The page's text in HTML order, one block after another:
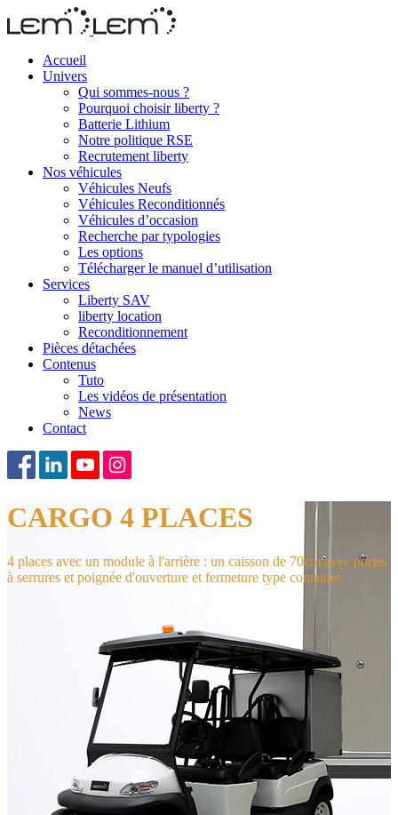
Accueil
Univers
Qui sommes-nous ?
Pourquoi choisir liberty ?
Batterie Lithium
Notre politique RSE
Recrutement liberty
Nos véhicules
Véhicules Neufs
Véhicules Reconditionnés
Véhicules d’occasion
Recherche par typologies
Les options
Télécharger le manuel d’utilisation
Services
Liberty SAV
liberty location
Reconditionnement
Pièces détachées
Contenus
Tuto
Les vidéos de présentation
News
Contact
CARGO 4 PLACES
4 places avec un module à l'arrière : un caisson de 70cm avec portes
à serrures et poignée d'ouverture et fermeture type container.